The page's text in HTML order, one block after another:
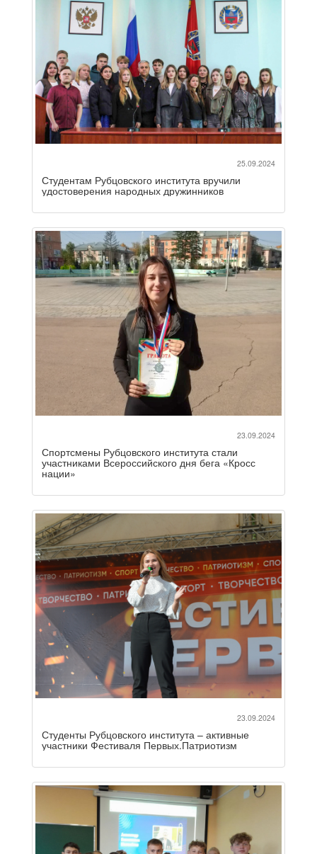
25.09.2024
Студентам Рубцовского института вручили
удостоверения народных дружинников
23.09.2024
Спортсмены Рубцовского института стали
участниками Всероссийского дня бега «Кросс
нации»
23.09.2024
Студенты Рубцовского института – активные
участники Фестиваля Первых.Патриотизм